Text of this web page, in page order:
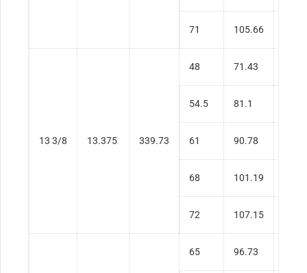
71 105.66
13 3/8 13.375 339.73
48 71.43
54.5 81.1
61 90.78
68 101.19
72 107.15
65 96.73